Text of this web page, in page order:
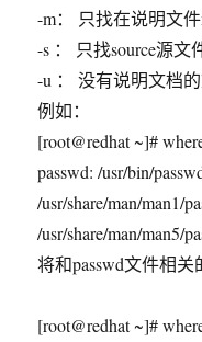
-m： 只找在说明文
-s ： 只找source源文
-u ： 没有说明文档
例如：
[root@redhat ~]#
passwd: /usr/bin/
/usr/share/man/man1/
/usr/share/man/man5/
将和passwd文件相
[root@redhat ~]#